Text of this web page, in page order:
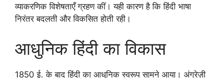
व्याकरणिक विशेषताएँ ग्रहण कीं। यही कारण है कि हिंदी भाषा
निरंतर बदलती और विकसित होती रही।
आधुनिक हिंदी का विकास
1850 ई. के बाद हिंदी का आधुनिक स्वरूप सामने आया। अंग्रेज़ी